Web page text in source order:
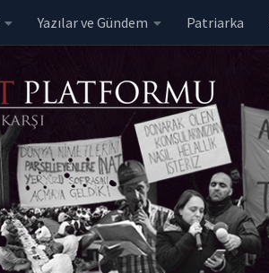
Yazılar ve Gündem Patriarka